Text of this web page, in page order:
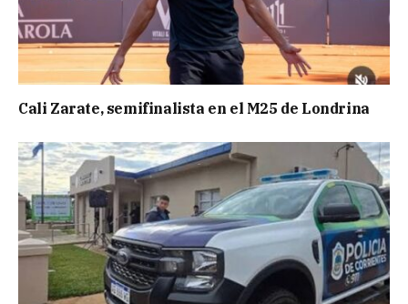
Cali Zarate, semifinalista en el M25 de Londrina